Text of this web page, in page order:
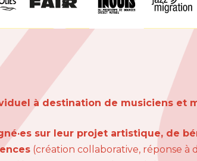
à destination de musiciens et
sur leur projet artistique, de
(création collaborative, réponse à